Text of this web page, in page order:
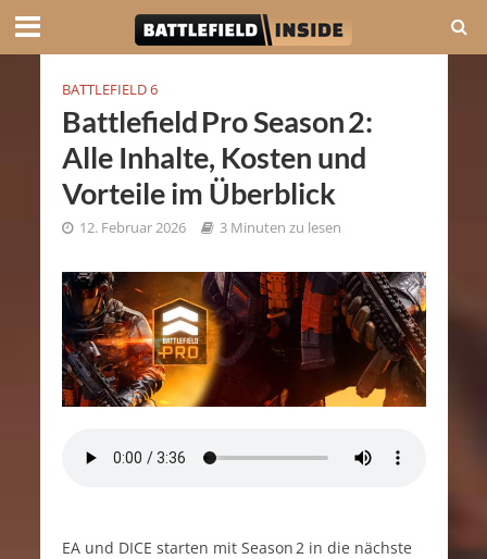
BATTLEFIELD 6
Battlefield Pro Season 2:
Alle Inhalte, Kosten und
Vorteile im Überblick
12. Februar 2026 3 Minuten zu lesen
EA und DICE starten mit Season 2 in die nächste